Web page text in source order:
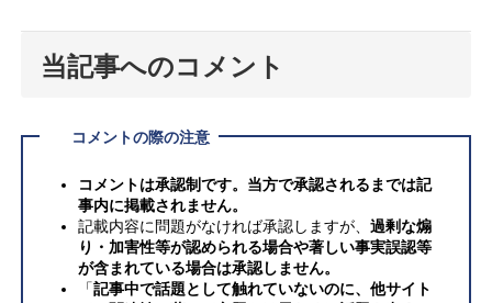
当記事へのコメント
コメントの際の注意
コメントは承認制です。当方で承認されるまでは記
事内に掲載されません。
記載内容に問題がなければ承認しますが、過剰な煽
り・加害性等が認められる場合や著しい事実誤認等
が含まれている場合は承認しません。
「記事中で話題として触れていないのに、他サイト